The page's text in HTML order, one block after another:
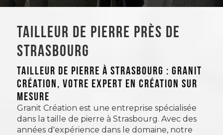
Tailleur de pierre près de
Strasbourg
TAILLEUR DE PIERRE À STRASBOURG : GRANIT
CRÉATION, VOTRE EXPERT EN CRÉATION SUR
MESURE
Granit Création est une entreprise spécialisée
dans la taille de pierre à Strasbourg. Avec des
années d'expérience dans le domaine, notre